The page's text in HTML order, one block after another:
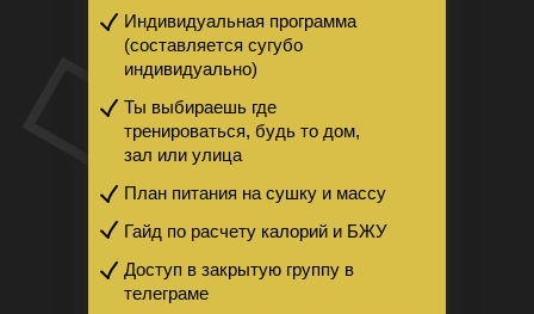
Индивидуальная программа
(составляется сугубо
индивидуально)
Ты выбираешь где
тренироваться, будь то дом,
зал или улица
План питания на сушку и массу
Гайд по расчету калорий и БЖУ
Доступ в закрытую группу в
телеграме